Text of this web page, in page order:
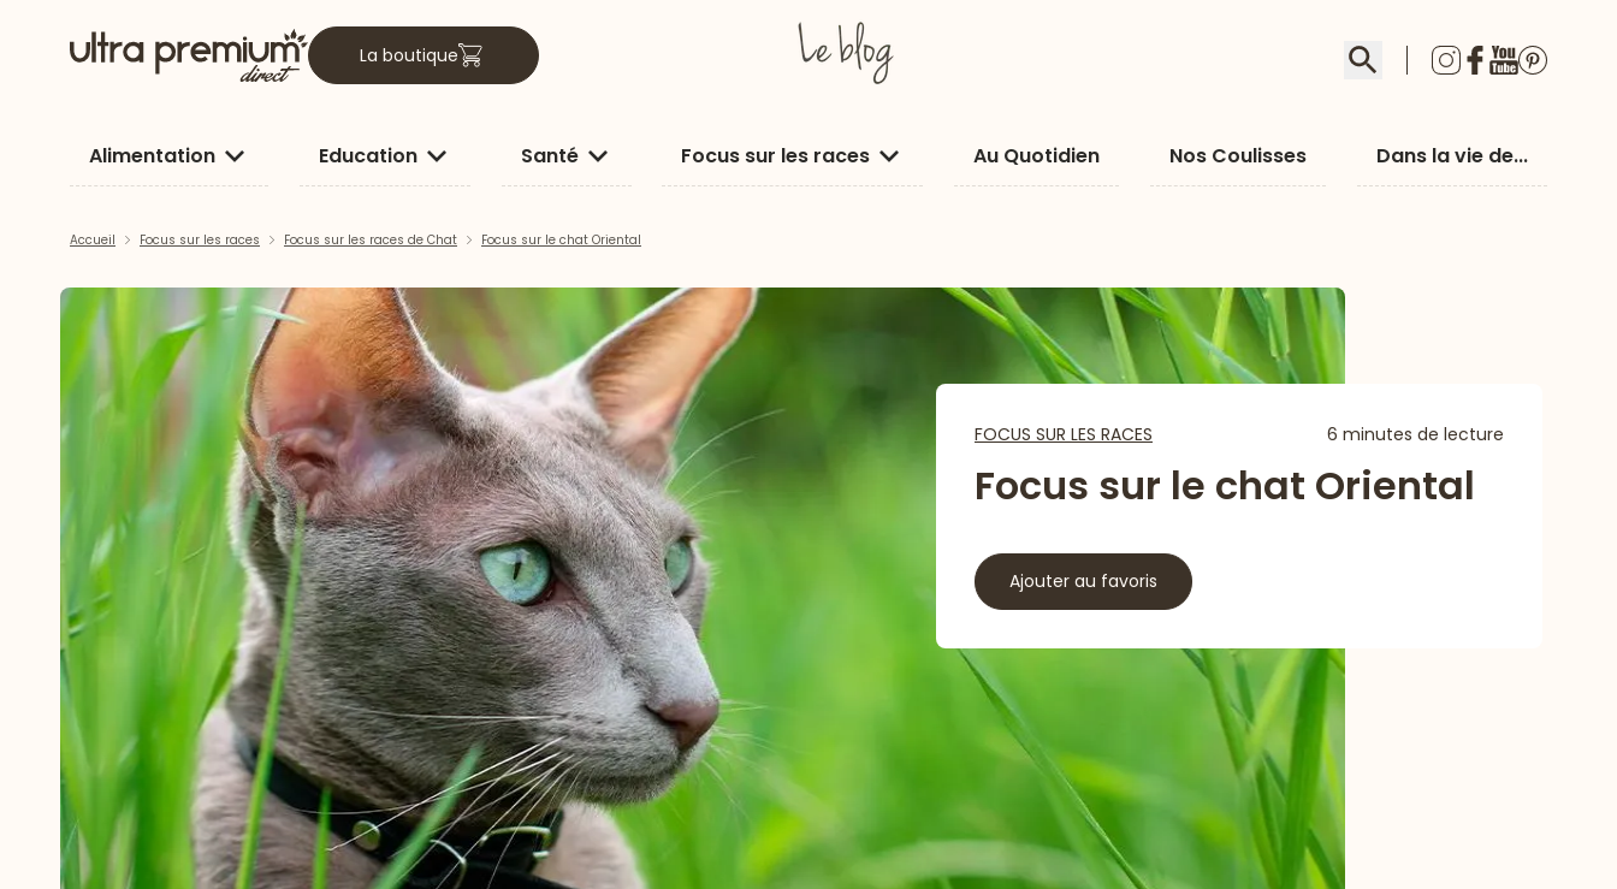
La boutique Rechercher
Alimentation Education Santé Focus sur les races Au Quotidien Nos Coulisses Dans la vie de...
Accueil Focus sur les races Focus sur les races de Chat Focus sur le chat Oriental
FOCUS SUR LES RACES 6 minutes de lecture
Focus sur le chat Oriental
Ajouter au favoris